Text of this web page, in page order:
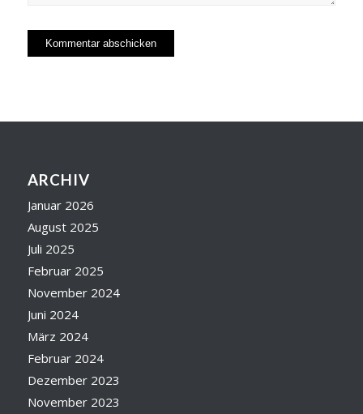
ARCHIV
Januar 2026
August 2025
Juli 2025
Februar 2025
November 2024
Juni 2024
März 2024
Februar 2024
Dezember 2023
November 2023